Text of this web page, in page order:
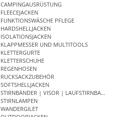
CAMPINGAUSRÜSTUNG
FLEECEJACKEN
FUNKTIONSWÄSCHE PFLEGE
HARDSHELLJACKEN
ISOLATIONSJACKEN
KLAPPMESSER UND MULTITOOLS
KLETTERGURTE
KLETTERSCHUHE
REGENHOSEN
RUCKSACKZUBEHÖR
SOFTSHELLJACKEN
STIRNBÄNDER | VISOR | LAUFSTIRNBAND
STIRNLAMPEN
WANDERGILET